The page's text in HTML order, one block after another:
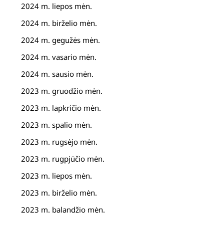
2024 m. liepos mėn.
2024 m. birželio mėn.
2024 m. gegužės mėn.
2024 m. vasario mėn.
2024 m. sausio mėn.
2023 m. gruodžio mėn.
2023 m. lapkričio mėn.
2023 m. spalio mėn.
2023 m. rugsėjo mėn.
2023 m. rugpjūčio mėn.
2023 m. liepos mėn.
2023 m. birželio mėn.
2023 m. balandžio mėn.